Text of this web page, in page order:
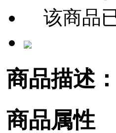
该商品
商品描述：
商品属性